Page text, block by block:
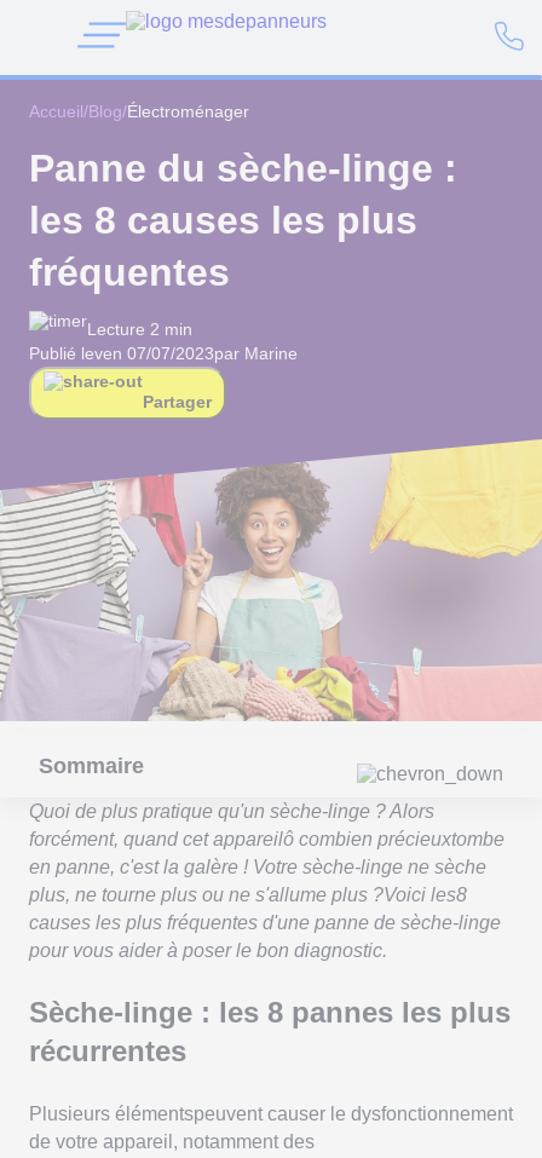
Accueil/Blog/Électroménager
Panne du sèche-linge :
les 8 causes les plus
fréquentes
Lecture 2 min
Publié leven 07/07/2023par Marine
Partager
Sommaire
Quoi de plus pratique qu'un sèche-linge ? Alors
forcément, quand cet appareilô combien précieuxtombe
en panne, c'est la galère ! Votre sèche-linge ne sèche
plus, ne tourne plus ou ne s'allume plus ?Voici les8
causes les plus fréquentes d'une panne de sèche-linge
pour vous aider à poser le bon diagnostic.
Sèche-linge : les 8 pannes les plus
récurrentes
Plusieurs élémentspeuvent causer le dysfonctionnement
de votre appareil, notamment des